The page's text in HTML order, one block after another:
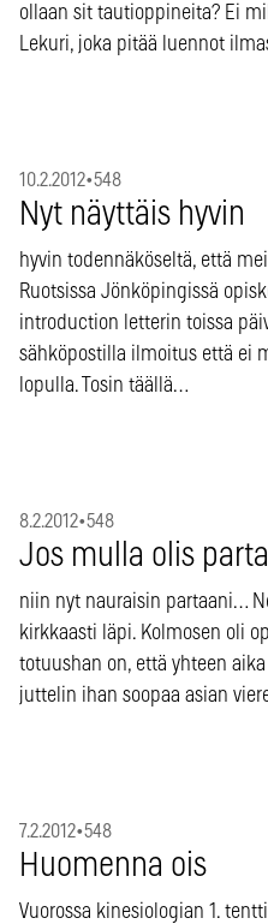
ollaan sit tautioppineita? Ei
Lekuri, joka pitää luennot
10.2.2012•548
Nyt näyttäis hyvin
hyvin todennäköseltä, että
Ruotsissa Jönköpingissä
introduction letterin toissa
sähköpostilla ilmoitus että ei
lopulla. Tosin täällä…
8.2.2012•548
Jos mulla olis parta
niin nyt nauraisin partaani…
kirkkaasti läpi. Kolmosen oli
totuushan on, että yhteen
juttelin ihan soopaa asian
7.2.2012•548
Huomenna ois
Vuorossa kinesiologian 1.